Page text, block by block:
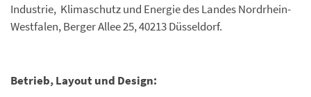
Industrie, Klimaschutz und Energie des Landes Nordrhein-
Westfalen, Berger Allee 25, 40213 Düsseldorf.
Betrieb, Layout und Design: